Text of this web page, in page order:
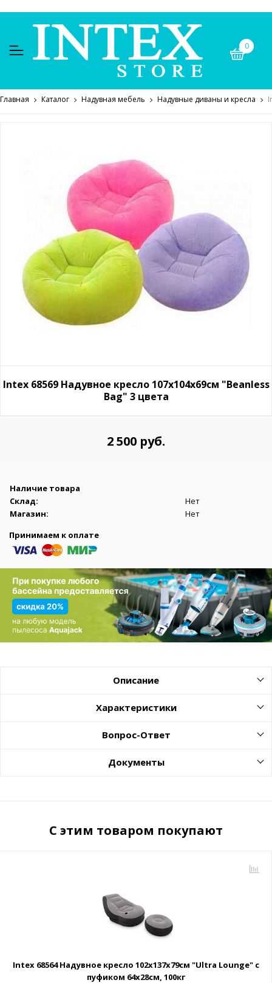
0
Главная Каталог Надувная мебель Надувные диваны и кресла
Intex 68569 Надувное кресло 107х104х69см "Beanless
Bag" 3 цвета
2 500 руб.
Наличие товара
Склад:
Нет
Магазин:
Нет
Принимаем к оплате
Описание
Характеристики
Вопрос-Ответ
Документы
С этим товаром покупают
Intex 68564 Надувное кресло 102х137х79см "Ultra Lounge" с
пуфиком 64х28см, 100кг